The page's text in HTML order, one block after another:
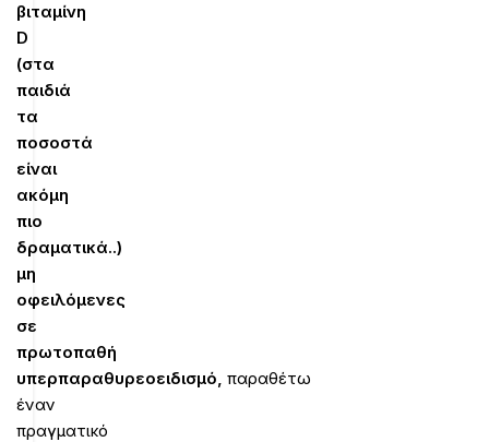
βιταμίνη
D
(στα
παιδιά
τα
ποσοστά
είναι
ακόμη
πιο
δραματικά..)
μη
οφειλόμενες
σε
πρωτοπαθή
υπερπαραθυρεοειδισμό, παραθέτω
έναν
πραγματικό